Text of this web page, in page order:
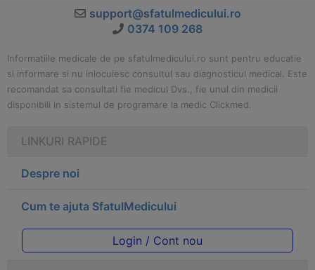
support@sfatulmedicului.ro
0374 109 268
Informatiile medicale de pe sfatulmedicului.ro sunt pentru educatie
si informare si nu inlocuiesc consultul sau diagnosticul medical. Este
recomandat sa consultati fie medicul Dvs., fie unul din medicii
disponibili in sistemul de programare la medic Clickmed.
LINKURI RAPIDE
Despre noi
Cum te ajuta SfatulMedicului
Login / Cont nou